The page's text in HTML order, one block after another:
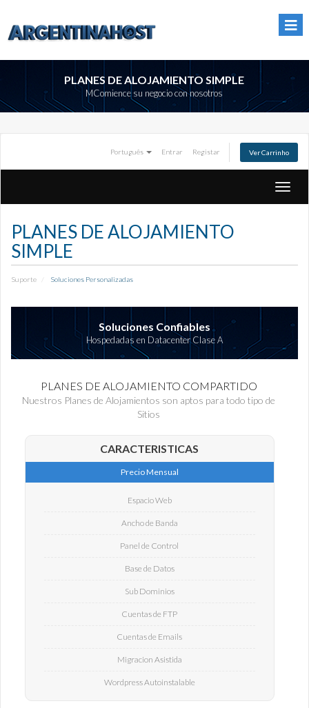
PLANES DE ALOJAMIENTO SIMPLE
MComience su negocio con nosotros
Português Entrar Registar Ver Carrinho
PLANES DE ALOJAMIENTO
SIMPLE
Suporte Soluciones Personalizadas
Soluciones Confiables
Hospedadas en Datacenter Clase A
PLANES DE ALOJAMIENTO COMPARTIDO
Nuestros Planes de Alojamientos son aptos para todo tipo de
Sitios
CARACTERISTICAS
Precio Mensual
Espacio Web
Ancho de Banda
Panel de Control
Base de Datos
Sub Dominios
Cuentas de FTP
Cuentas de Emails
Migracion Asistida
Wordpress Autoinstalable